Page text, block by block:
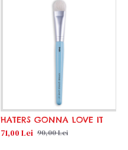
HATERS GONNA LOVE IT
71,00 Lei 90,00 Lei